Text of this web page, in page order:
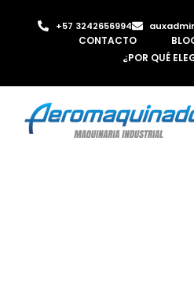
+57 3242656994
CONTACTO
¿POR QUÉ